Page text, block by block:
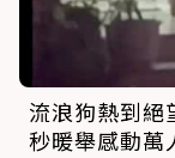
流浪狗熱到
秒暖舉感動萬